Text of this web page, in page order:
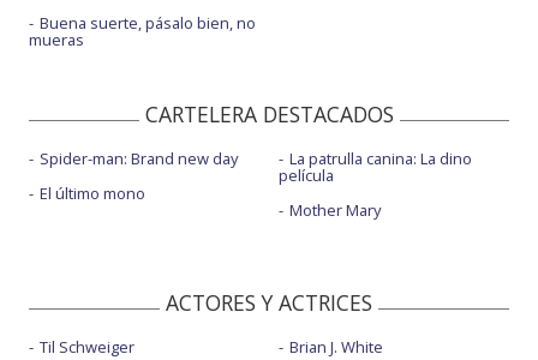
Buena suerte, pásalo bien, no
mueras
CARTELERA DESTACADOS
Spider-man: Brand new day
El último mono
La patrulla canina: La dino
película
Mother Mary
ACTORES Y ACTRICES
Til Schweiger
Brian J. White